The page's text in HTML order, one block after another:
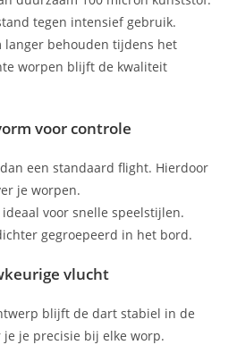
tegen intensief gebruik.
langer behouden tijdens het
worpen blijft de kwaliteit
voor controle
een standaard flight. Hierdoor
je worpen.
voor snelle speelstijlen.
gegroepeerd in het bord.
vlucht
blijft de dart stabiel in de
je precisie bij elke worp.